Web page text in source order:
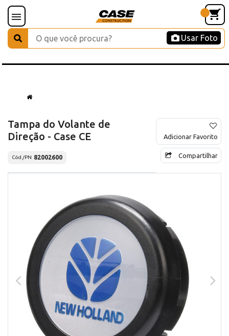
Usar Foto
Tampa do Volante de
Direção - Case CE
Cód./PN 82002600
Adicionar Favorito
Compartilhar